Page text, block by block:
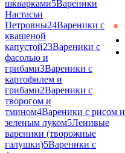
шкварками5Вареники
Настасьи
Петровны24Вареники с
квашеной
капустой23Вареники с
фасолью и
грибами3Вареники с
картофилем и
грибами2Вареники с
творогом и
тмином4Вареники с рисом и
зеленым луком5Ленивые
вареники (творожные
галушки)5Вареники с